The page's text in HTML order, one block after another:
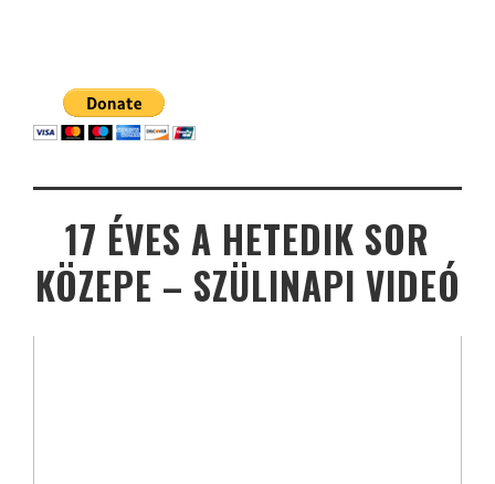
17 ÉVES A HETEDIK SOR
KÖZEPE – SZÜLINAPI VIDEÓ